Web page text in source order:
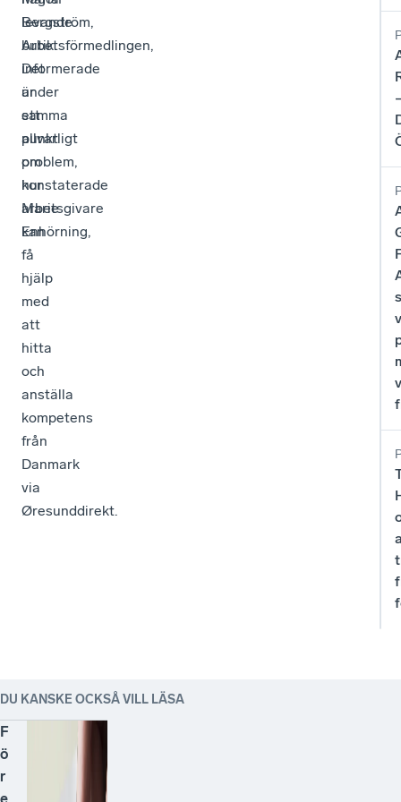
levande
butik.
Det
är
ett
allvarligt
problem,
konstaterade
Marie
Enhörning,
Bergström,
Arbetsförmedlingen,
informerade
under
samma
punkt
om
hur
arbetsgivare
kan
få
hjälp
med
att
hitta
och
anställa
kompetens
från
Danmark
via
Øresunddirekt.
DU KANSKE OCKSÅ VILL LÄSA
F
ö
r